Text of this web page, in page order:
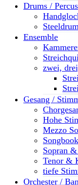
Drums /
Steeldrum
Ensemble
zwei,
Gesang /
Hohe
Mezzo
Songbook
Sopran
Tenor &
tiefe
Orchester /